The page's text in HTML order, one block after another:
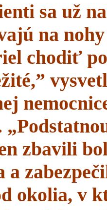
sa už
na
chodiť
zbavili
okolia, v